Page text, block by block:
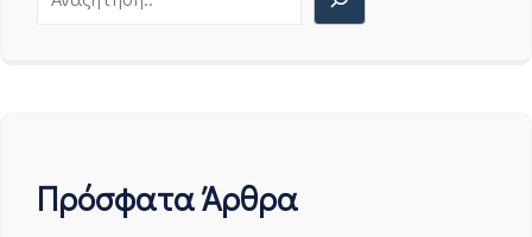
Πρόσφατα Άρθρα